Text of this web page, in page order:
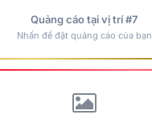
Quảng cáo tại vị trí #7
Nhấn để đặt quảng cáo của bạn